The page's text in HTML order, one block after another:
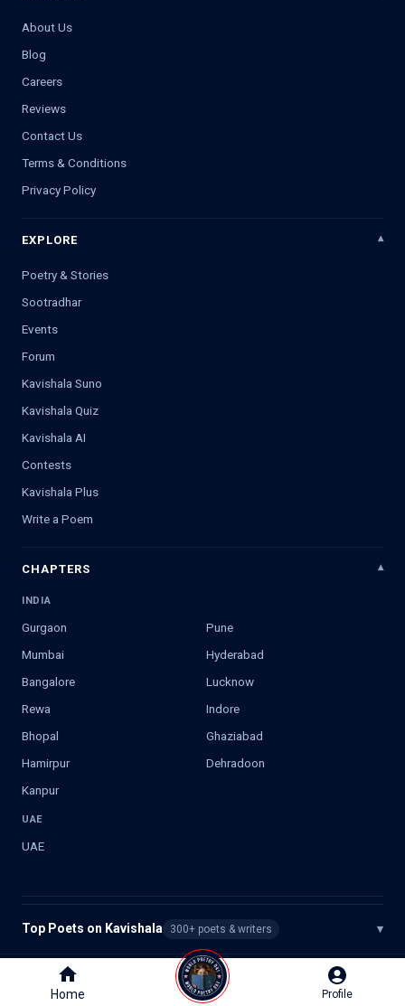
Home Profile
Home Profile
About Us
Blog
Careers
Reviews
Contact Us
Terms & Conditions
Privacy Policy
EXPLORE
Poetry & Stories
Sootradhar
Events
Forum
Kavishala Suno
Kavishala Quiz
Kavishala AI
Contests
Kavishala Plus
Write a Poem
CHAPTERS
INDIA
Gurgaon
Pune
Mumbai
Hyderabad
Bangalore
Lucknow
Rewa
Indore
Bhopal
Ghaziabad
Hamirpur
Dehradoon
Kanpur
UAE
UAE
Top Poets on Kavishala 300+ poets & writers ▾
Kavishala. All rights reserved.